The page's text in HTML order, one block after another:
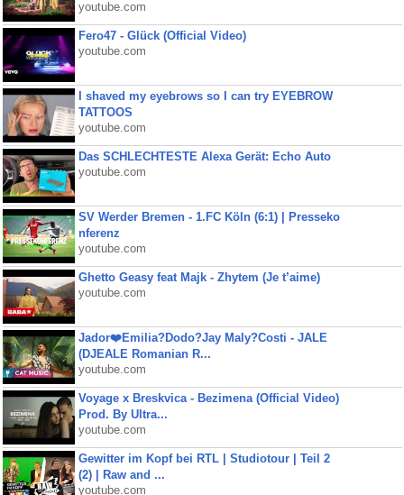
youtube.com
Fero47 - Glück (Official Video)
youtube.com
I shaved my eyebrows so I can try EYEBROW
TATTOOS
youtube.com
Das SCHLECHTESTE Alexa Gerät: Echo Auto
youtube.com
SV Werder Bremen - 1.FC Köln (6:1) | Presseko
nferenz
youtube.com
Ghetto Geasy feat Majk - Zhytem (Je t’aime)
youtube.com
Jador❤️Emilia?Dodo?Jay Maly?Costi - JALE
(DJEALE Romanian R...
youtube.com
Voyage x Breskvica - Bezimena (Official Video)
Prod. By Ultra...
youtube.com
Gewitter im Kopf bei RTL | Studiotour | Teil 2
(2) | Raw and ...
youtube.com